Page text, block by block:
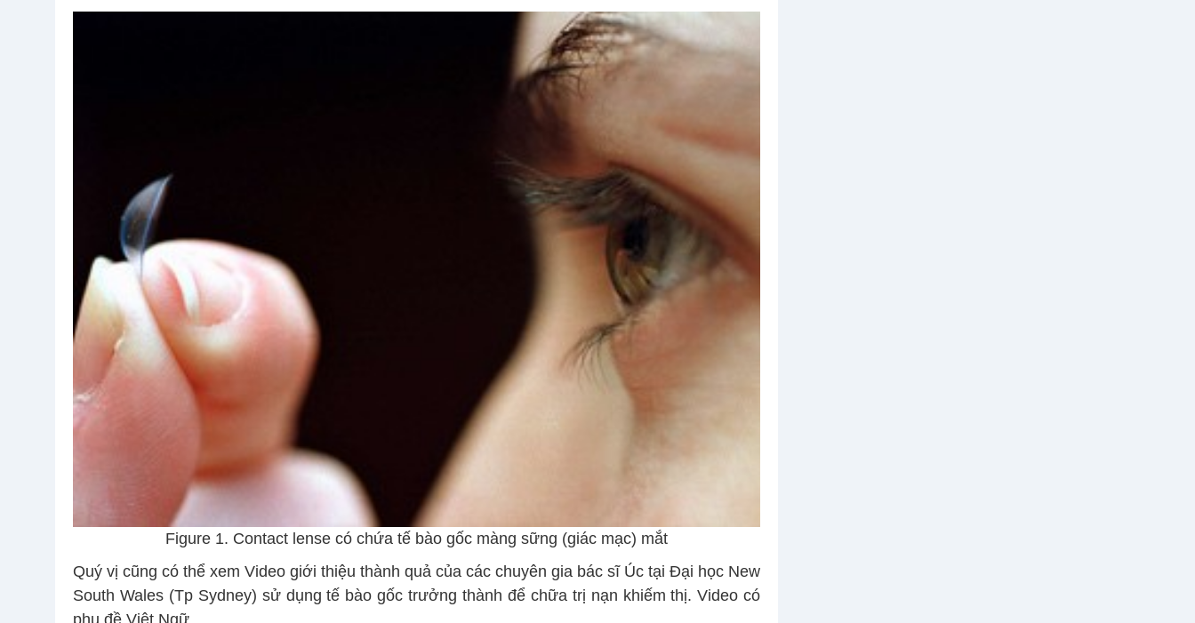
Figure 1. Contact lense có chứa tế bào gốc màng sững (giác mạc) mắt
Quý vị cũng có thể xem Video giới thiệu thành quả của các chuyên gia bác sĩ Úc tại Đại học New
South Wales (Tp Sydney) sử dụng tế bào gốc trưởng thành để chữa trị nạn khiếm thị. Video có
phụ đề Việt Ngữ.